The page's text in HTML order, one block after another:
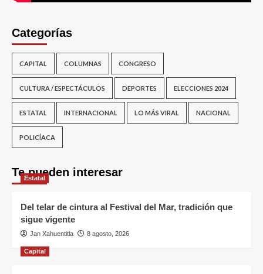
Categorías
CAPITAL COLUMNAS CONGRESO
CULTURA / ESPECTÁCULOS DEPORTES ELECCIONES 2024
ESTATAL INTERNACIONAL LO MÁS VIRAL NACIONAL
POLICÍACA
Te pueden interesar
Estatal
Del telar de cintura al Festival del Mar, tradición que
sigue vigente
Jan Xahuentitla 8 agosto, 2026
Capital